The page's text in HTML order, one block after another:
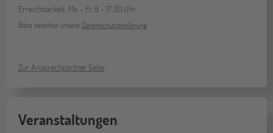
Erreichbarkeit: Mo - Fr, 9 - 17:30 Uhr
Bitte beachte unsere Datenschutzerklärung
Zur Ansprechpartner Seite
Veranstaltungen